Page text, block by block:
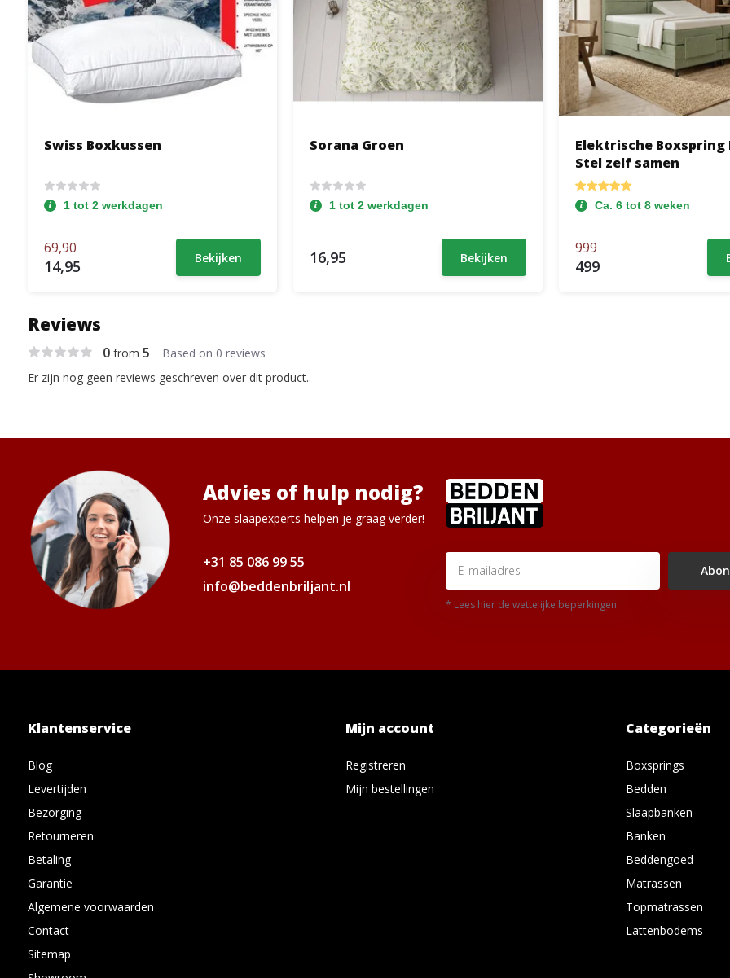
Swiss Boxkussen
1 tot 2 werkdagen
69,90
14,95 Bekijken
Sorana Groen
1 tot 2 werkdagen
16,95 Bekijken
Elektrische Boxspring
Stel zelf samen
Ca. 6 tot 8 weken
999
499
Reviews
0from 5 Based on 0 reviews
Er zijn nog geen reviews geschreven over dit product..
Advies of hulp nodig?
Onze slaapexperts helpen je graag verder!
+31 85 086 99 55
info@beddenbriljant.nl
* Lees hier de wettelijke beperkingen
Klantenservice
Blog
Levertijden
Bezorging
Retourneren
Betaling
Garantie
Algemene voorwaarden
Contact
Sitemap
Mijn account
Registreren
Mijn bestellingen
Categorieën
Boxsprings
Bedden
Slaapbanken
Banken
Beddengoed
Matrassen
Topmatrassen
Lattenbodems